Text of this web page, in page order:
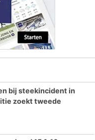
bij steekincident in
zoekt tweede